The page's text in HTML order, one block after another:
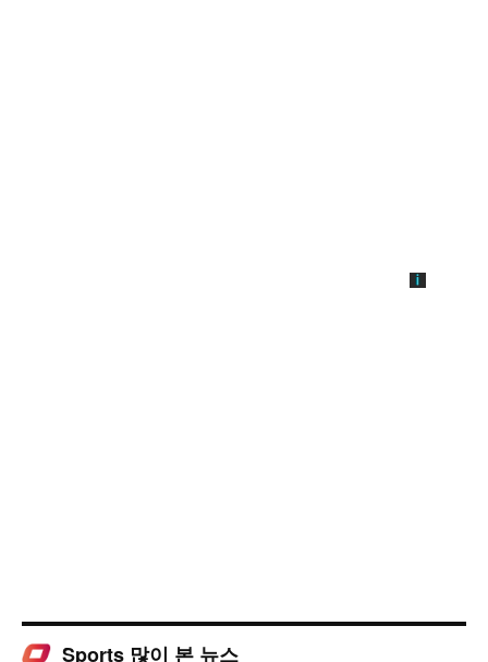
Sports 많이 본 뉴스